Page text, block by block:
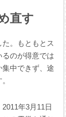
直す
。もともとス
のが得意では
中できず、途
年3月11日